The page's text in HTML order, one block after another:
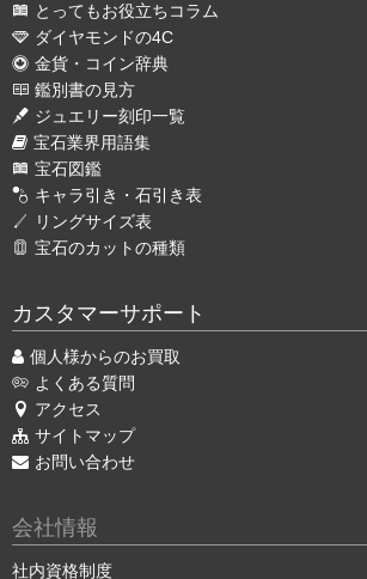
とってもお役立ちコラム
ダイヤモンドの4C
金貨・コイン辞典
鑑別書の見方
ジュエリー刻印一覧
宝石業界用語集
宝石図鑑
キャラ引き・石引き表
リングサイズ表
宝石のカットの種類
カスタマーサポート
個人様からのお買取
よくある質問
アクセス
サイトマップ
お問い合わせ
会社情報
社内資格制度